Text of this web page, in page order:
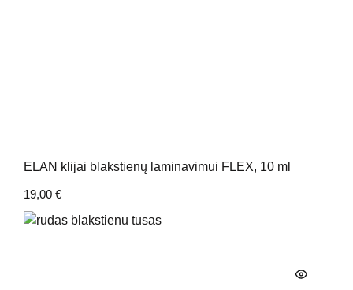
ELAN klijai blakstienų laminavimui FLEX, 10 ml
19,00 €